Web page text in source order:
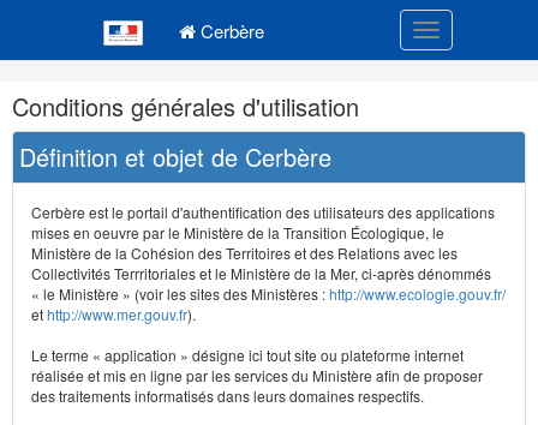
Cerbère Toggle
Navigation
et
outils
annexes
Conditions générales d'utilisation
Définition et objet de Cerbère
Cerbère est le portail d'authentification des utilisateurs des applications
mises en oeuvre par le Ministère de la Transition Écologique, le
Ministère de la Cohésion des Territoires et des Relations avec les
Collectivités Terrritoriales et le Ministère de la Mer, ci-après dénommés
« le Ministère » (voir les sites des Ministères :http://www.ecologie.gouv.fr/
ethttp://www.mer.gouv.fr).
Le terme « application » désigne ici tout site ou plateforme internet
réalisée et mis en ligne par les services du Ministère afin de proposer
des traitements informatisés dans leurs domaines respectifs.